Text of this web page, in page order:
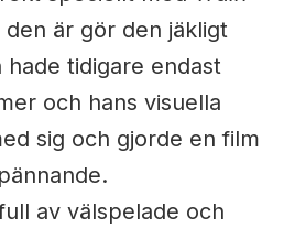
den är gör den jäkligt
hade tidigare endast
och hans visuella
sig och gjorde en film
av välspelade och